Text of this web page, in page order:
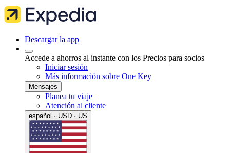
Descargar la app
Accede a ahorros al instante con los Precios para socios
Iniciar sesión
Más información sobre One Key
Mensajes
Planea tu viaje
Atención al cliente
español · USD · US